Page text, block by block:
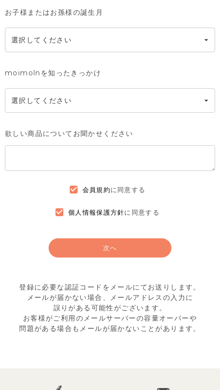
お子様またはお孫様の誕生月
moimolnを知ったきっかけ
欲しい商品についてお聞かせください
会員規約に同意する
個人情報保護方針に同意する
次へ
登録に必要な認証コードをメールにてお送りします。
メールが届かない場合、メールアドレスの入力に
誤りがある可能性がございます。
お客様がご利用のメールサーバーの容量オーバーや
問題がある場合もメールが届かないことがあります。